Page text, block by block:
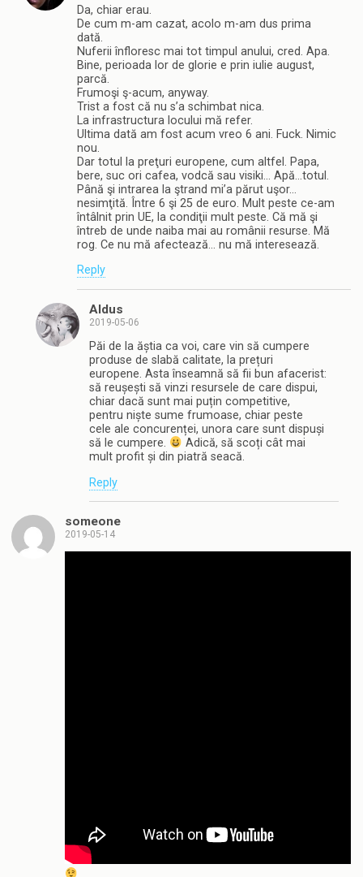
Da, chiar erau.
De cum m-am cazat, acolo m-am dus prima
dată.
Nuferii înfloresc mai tot timpul anului, cred. Apa.
Bine, perioada lor de glorie e prin iulie august,
parcă.
Frumoşi ş-acum, anyway.
Trist a fost că nu s’a schimbat nica.
La infrastructura locului mă refer.
Ultima dată am fost acum vreo 6 ani. Fuck. Nimic
nou.
Dar totul la preţuri europene, cum altfel. Papa,
bere, suc ori cafea, vodcă sau visiki… Apă…totul.
Până şi intrarea la ştrand mi’a părut uşor…
nesimţită. Între 6 şi 25 de euro. Mult peste ce-am
întâlnit prin UE, la condiţii mult peste. Că mă şi
întreb de unde naiba mai au românii resurse. Mă
rog. Ce nu mă afectează… nu mă interesează.
Reply
Aldus
2019-05-06
Păi de la ăștia ca voi, care vin să cumpere
produse de slabă calitate, la prețuri
europene. Asta înseamnă să fii bun afacerist:
să reușești să vinzi resursele de care dispui,
chiar dacă sunt mai puțin competitive,
pentru niște sume frumoase, chiar peste
cele ale concurenței, unora care sunt dispuși
să le cumpere.
Adică, să scoți cât mai
mult profit și din piatră seacă.
Reply
someone
2019-05-14